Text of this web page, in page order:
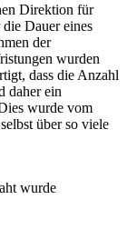
Direktion für
Dauer eines
der
wurden
dass die Anzahl
daher ein
wurde vom
über so viele
wurde